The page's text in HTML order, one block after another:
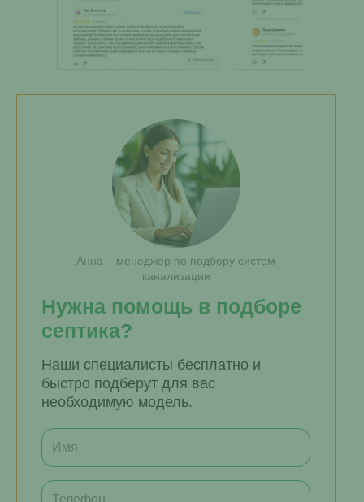
Анна – менеджер по подбору систем
канализации
Нужна помощь в подборе
септика?
Наши специалисты бесплатно и
быстро подберут для вас
необходимую модель.